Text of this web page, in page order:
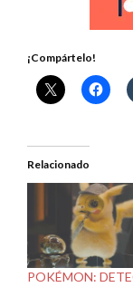
¡Compártelo!
Relacionado
POKÉMON: